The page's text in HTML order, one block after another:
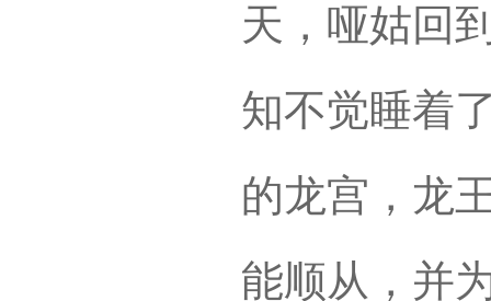
天，哑姑回
知不觉睡着
的龙宫，龙
能顺从，并